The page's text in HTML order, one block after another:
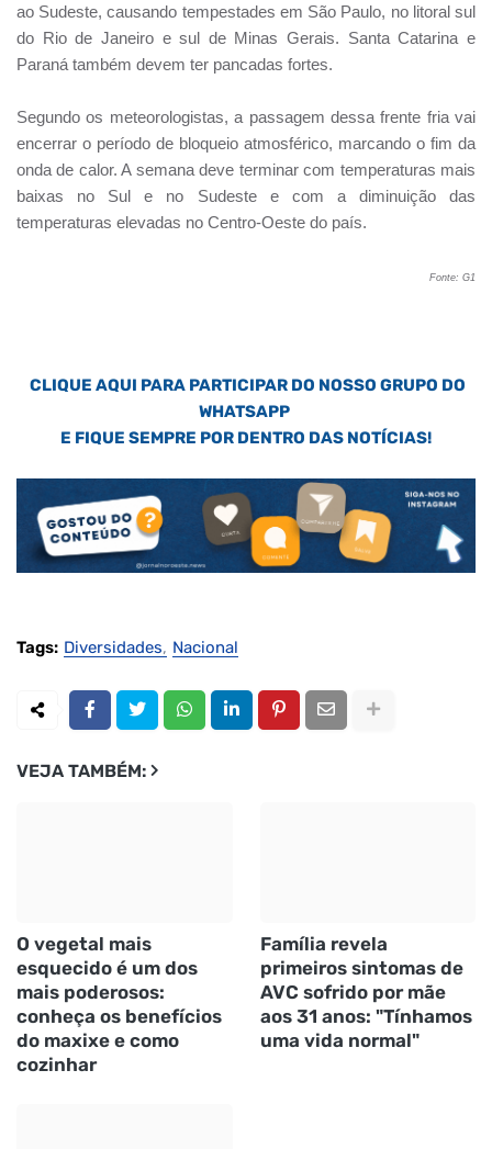
ao Sudeste, causando tempestades em São Paulo, no litoral sul
do Rio de Janeiro e sul de Minas Gerais. Santa Catarina e
Paraná também devem ter pancadas fortes.
Segundo os meteorologistas, a passagem dessa frente fria vai
encerrar o período de bloqueio atmosférico, marcando o fim da
onda de calor. A semana deve terminar com temperaturas mais
baixas no Sul e no Sudeste e com a diminuição das
temperaturas elevadas no Centro-Oeste do país.
Fonte: G1
CLIQUE AQUI PARA PARTICIPAR DO NOSSO GRUPO DO
WHATSAPP
E FIQUE SEMPRE POR DENTRO DAS NOTÍCIAS!
Tags: Diversidades Nacional
VEJA TAMBÉM:
O vegetal mais
esquecido é um dos
mais poderosos:
conheça os benefícios
do maxixe e como
cozinhar
Família revela
primeiros sintomas de
AVC sofrido por mãe
aos 31 anos: "Tínhamos
uma vida normal"